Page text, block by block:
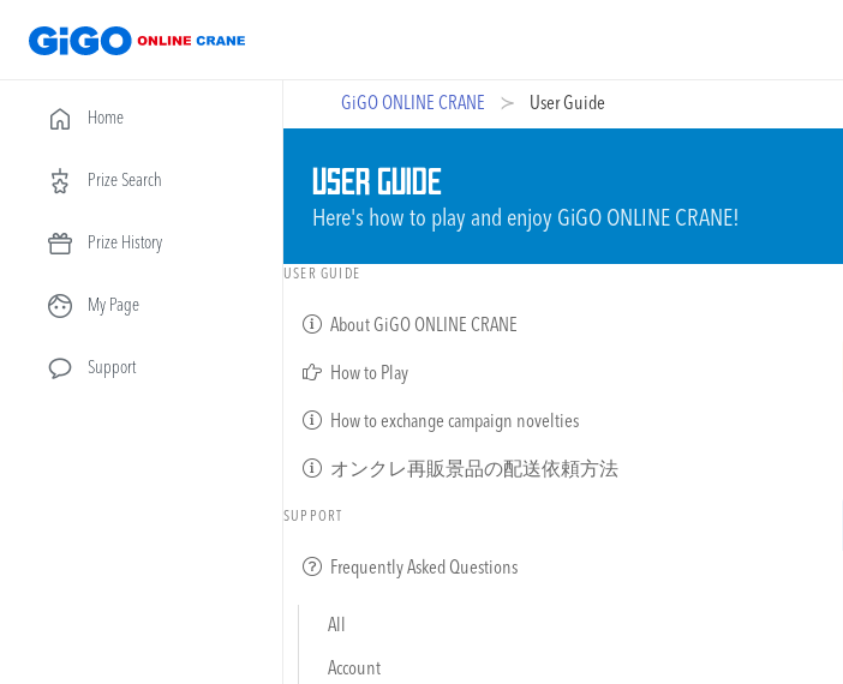
Home
Prize Search
Prize History
My Page
Support
GiGO ONLINE CRANE User Guide
USER GUIDE
Here's how to play and enjoy GiGO ONLINE CRANE!
USER GUIDE
About GiGO ONLINE CRANE
How to Play
How to exchange campaign novelties
オンクレ再販景品の配送依頼方法
SUPPORT
Frequently Asked Questions
All
Account